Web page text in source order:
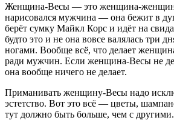
Женщина-Весы — это женщина-
нарисовался мужчина — она бежит в
берёт сумку Майкл Корс и идёт на
будто это и не она вовсе валялась три
ногами. Вообще всё, что делает
ради мужчин. Если женщина-Весы не
она вообще ничего не делает.
Приманивать женщину-Весы надо
эстетство. Вот это всё — цветы,
тут должно быть больше, чем с другими.